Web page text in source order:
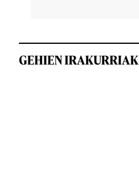
GEHIEN IRAKURRIAK